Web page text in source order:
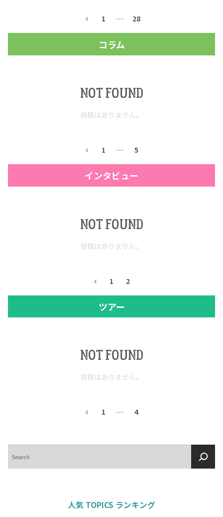
1 … 28
コラム
NOT FOUND
投稿はありません。
1 … 5
インタビュー
NOT FOUND
投稿はありません。
1 2
ツアー
NOT FOUND
投稿はありません。
1 … 4
索
人気 TOPICS ランキング